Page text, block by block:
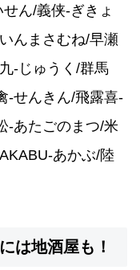
ん/義侠-ぎきょ
んまさむね/早瀬
-じゅうく/群馬
-せんきん/飛露喜-
-あたごのまつ/米
あかぶ/陸
は地酒屋も！